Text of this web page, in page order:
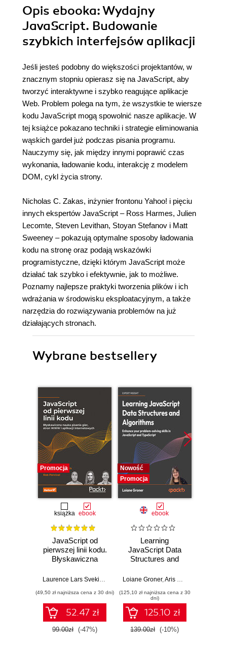
Opis ebooka: Wydajny
JavaScript. Budowanie
szybkich interfejsów aplikacji
Jeśli jesteś podobny do większości projektantów, w
znacznym stopniu opierasz się na JavaScript, aby
tworzyć interaktywne i szybko reagujące aplikacje
Web. Problem polega na tym, że wszystkie te wiersze
kodu JavaScript mogą spowolnić nasze aplikacje. W
tej książce pokazano techniki i strategie eliminowania
wąskich gardeł już podczas pisania programu.
Nauczymy się, jak między innymi poprawić czas
wykonania, ładowanie kodu, interakcję z modelem
DOM, cykl życia strony.
Nicholas C. Zakas, inżynier frontonu Yahoo! i pięciu
innych ekspertów JavaScript – Ross Harmes, Julien
Lecomte, Steven Levithan, Stoyan Stefanov i Matt
Sweeney – pokazują optymalne sposoby ładowania
kodu na stronę oraz podają wskazówki
programistyczne, dzięki którym JavaScript może
działać tak szybko i efektywnie, jak to możliwe.
Poznamy najlepsze praktyki tworzenia plików i ich
wdrażania w środowisku eksploatacyjnym, a także
narzędzia do rozwiązywania problemów na już
działających stronach.
Wybrane bestsellery
Promocja
książka ebook
JavaScript od
pierwszej linii kodu.
Błyskawiczna
stron WWW i
internetowych
Maaike van Putten,Rob Percival
(49,50 zł najniższa cena z 30 dni)
52.47 zł
99.00zł (-47%)
Nowość
Promocja
ebook
Learning
JavaScript Data
Structures and
Enhance your
skills in JavaScript
and TypeScript -
Fourth Edition
Loiane Groner, Aris Markogiannakis
(125,10 zł najniższa cena z 30
dni)
125.10 zł
139.00zł (-10%)